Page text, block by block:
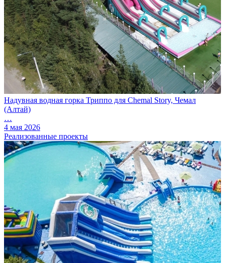
Надувная водная горка Триппо для Chemal Story, Чемал
(Алтай)
…
4 мая 2026
Реализованные проекты